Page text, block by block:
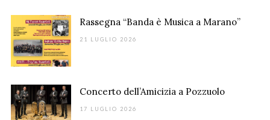
Rassegna “Banda è Musica a Marano”
21 LUGLIO 2026
Concerto dell’Amicizia a Pozzuolo
17 LUGLIO 2026